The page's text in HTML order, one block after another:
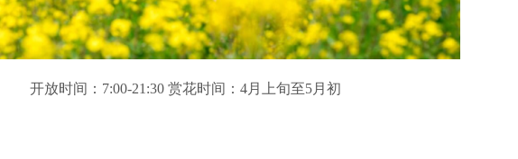
开放时间：7:00-21:30 赏花时间：4月上旬至5月初